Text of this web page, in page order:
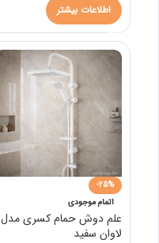
اطلاعات بیشتر
-25%
اتمام موجودی
علم دوش حمام کسری مدل
لاوان سفید